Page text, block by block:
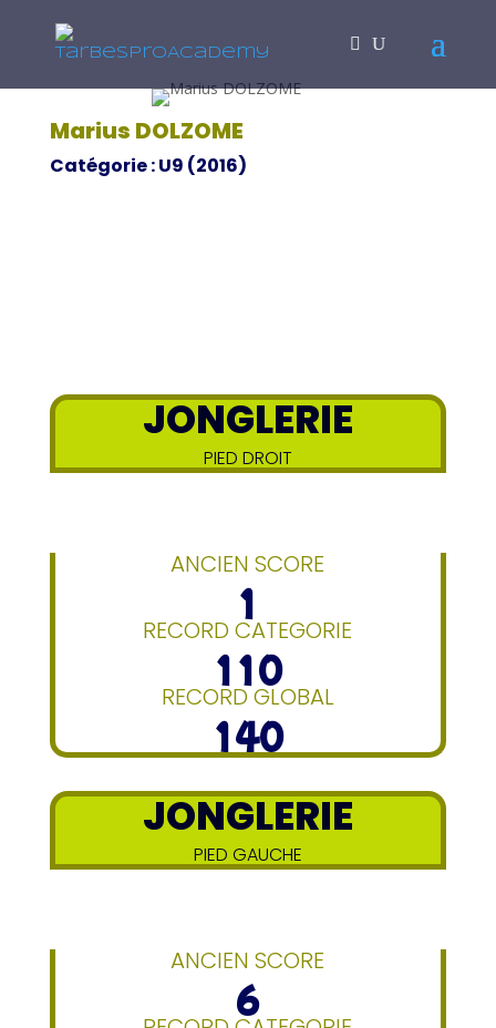
Marius DOLZOME
Catégorie : U9 (2016)
JONGLERIE
PIED DROIT
ANCIEN SCORE
1
RECORD CATEGORIE
110
RECORD GLOBAL
140
JONGLERIE
PIED GAUCHE
ANCIEN SCORE
6